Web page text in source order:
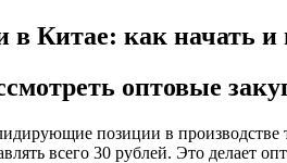
Китае: как начать и
оптовые
позиции в производстве
всего 30 рублей. Это делает